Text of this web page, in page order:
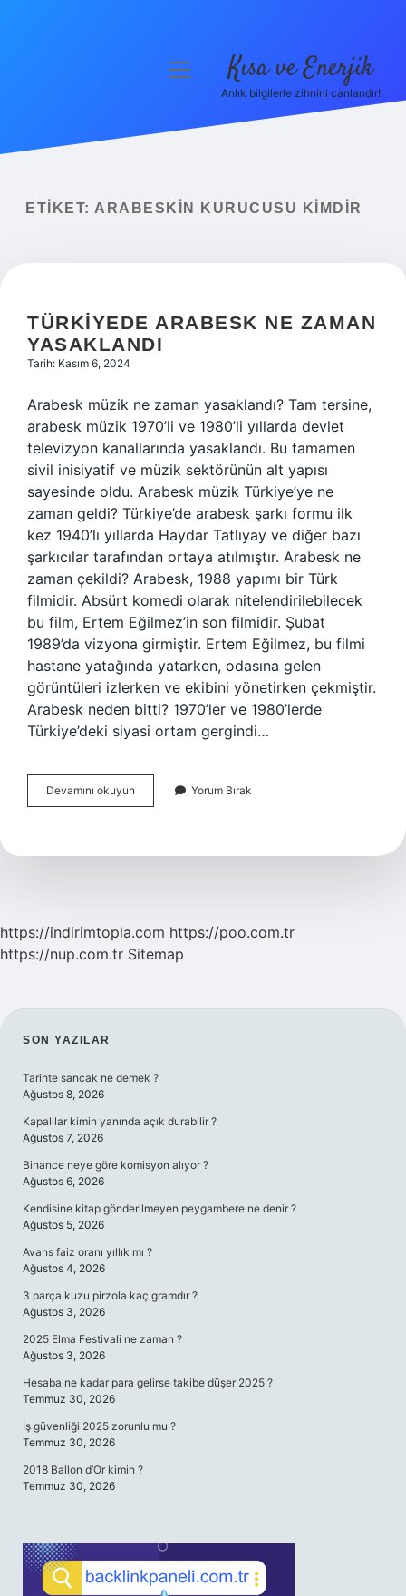
Yasal Uyarı
menüyü
Kısa ve Enerjik
Anlık bilgilerle zihnini canlandır!
ETIKET: ARABESKIN KURUCUSU KIMDIR
TÜRKIYEDE ARABESK NE ZAMAN
YASAKLANDI
Tarih: Kasım 6, 2024
Arabesk müzik ne zaman yasaklandı? Tam tersine,
arabesk müzik 1970’li ve 1980’li yıllarda devlet
televizyon kanallarında yasaklandı. Bu tamamen
sivil inisiyatif ve müzik sektörünün alt yapısı
sayesinde oldu. Arabesk müzik Türkiye’ye ne
zaman geldi? Türkiye’de arabesk şarkı formu ilk
kez 1940’lı yıllarda Haydar Tatlıyay ve diğer bazı
şarkıcılar tarafından ortaya atılmıştır. Arabesk ne
zaman çekildi? Arabesk, 1988 yapımı bir Türk
filmidir. Absürt komedi olarak nitelendirilebilecek
bu film, Ertem Eğilmez’in son filmidir. Şubat
1989’da vizyona girmiştir. Ertem Eğilmez, bu filmi
hastane yatağında yatarken, odasına gelen
görüntüleri izlerken ve ekibini yönetirken çekmiştir.
Arabesk neden bitti? 1970’ler ve 1980’lerde
Türkiye’deki siyasi ortam gergindi…
Devamını okuyun Türkiyede
Arabesk
Yasaklandı
Yorum Bırak
https://indirimtopla.com https://poo.com.tr
https://nup.com.tr Sitemap
SIDEBAR
SON YAZILAR
Tarihte sancak ne demek ?
Ağustos 8, 2026
Kapalılar kimin yanında açık durabilir ?
Ağustos 7, 2026
Binance neye göre komisyon alıyor ?
Ağustos 6, 2026
Kendisine kitap gönderilmeyen peygambere ne denir ?
Ağustos 5, 2026
Avans faiz oranı yıllık mı ?
Ağustos 4, 2026
3 parça kuzu pirzola kaç gramdır ?
Ağustos 3, 2026
2025 Elma Festivali ne zaman ?
Ağustos 3, 2026
Hesaba ne kadar para gelirse takibe düşer 2025 ?
Temmuz 30, 2026
İş güvenliği 2025 zorunlu mu ?
Temmuz 30, 2026
2018 Ballon d’Or kimin ?
Temmuz 30, 2026